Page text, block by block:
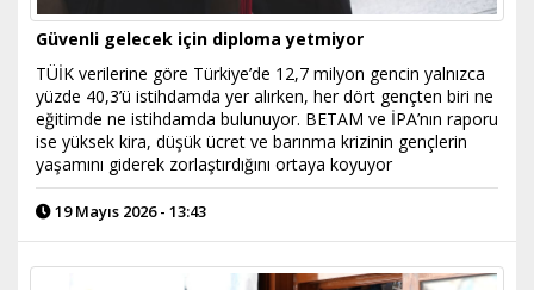
Güvenli gelecek için diploma yetmiyor
TÜİK verilerine göre Türkiye’de 12,7 milyon gencin yalnızca
yüzde 40,3’ü istihdamda yer alırken, her dört gençten biri ne
eğitimde ne istihdamda bulunuyor. BETAM ve İPA’nın raporu
ise yüksek kira, düşük ücret ve barınma krizinin gençlerin
yaşamını giderek zorlaştırdığını ortaya koyuyor
19 Mayıs 2026 - 13:43